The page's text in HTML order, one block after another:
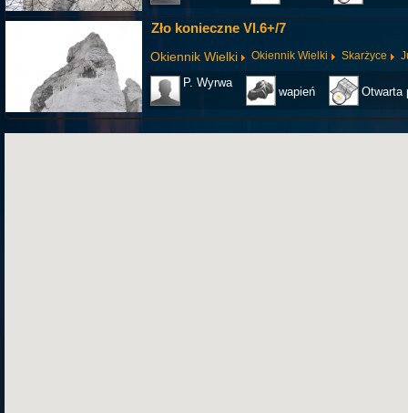
Zło konieczne VI.6+/7
Okiennik Wielki Okiennik Wielki Skarżyce
P. Wyrwa
wapień Otwarta